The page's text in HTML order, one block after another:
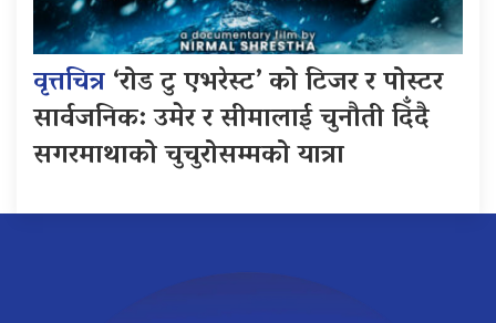
वृत्तचित्र‘रोड टु एभरेस्ट’ को टिजर र पोस्टर
सार्वजनिक: उमेर र सीमालाई चुनौती दिँदै
सगरमाथाको चुचुरोसम्मको यात्रा